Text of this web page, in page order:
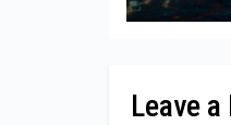
Leave a